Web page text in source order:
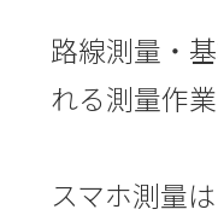
路線測量・
れる測量作
スマホ測量